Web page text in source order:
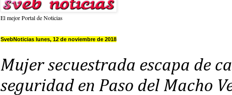
El mejor Portal de Noticias
SvebNoticias lunes, 12 de noviembre de 2018
Mujer secuestrada escapa de
seguridad en Paso del Macho